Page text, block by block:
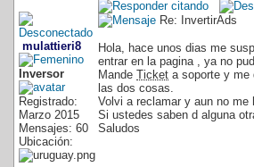
mulattieri8
Inversor
Registrado:
Marzo 2015
Mensajes: 60
Ubicación:
Re: InvertirAds
Hola, hace unos dias me
entrar en la pagina , ya no
Mande Ticket a soporte y me
las dos cosas.
Volvi a reclamar y aun no
Si ustedes saben d alguna
Saludos